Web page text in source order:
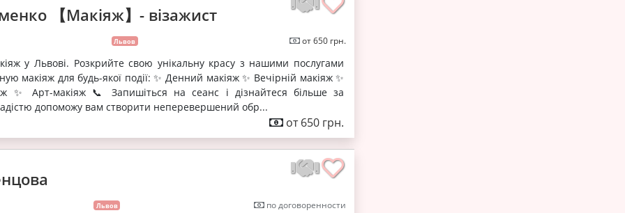
【Макіяж】- візажист
Львов от 650 грн.
у Львові. Розкрийте свою унікальну красу з нашими послугами
макіяж для будь-якої події: ✨ Денний макіяж ✨ Вечірній макіяж ✨
✨ Арт-макіяж 📞 Запишіться на сеанс і дізнайтеся більше за
допоможу вам створити неперевершений обр...
от 650 грн.
Львов по договоренности